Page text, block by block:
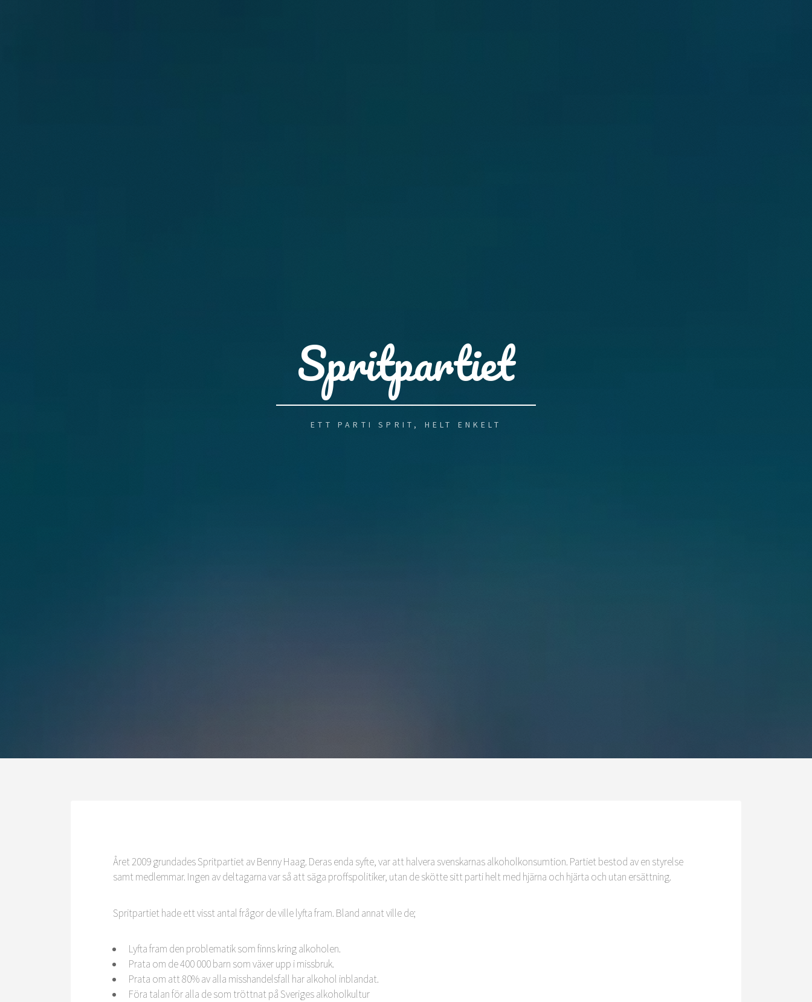
Spritpartiet
ETT PARTI SPRIT, HELT ENKELT
Året 2009 grundades Spritpartiet av Benny Haag. Deras enda syfte, var att halvera svenskarnas alkoholkonsumtion. Partiet bestod av en styrelse
samt medlemmar. Ingen av deltagarna var så att säga proffspolitiker, utan de skötte sitt parti helt med hjärna och hjärta och utan ersättning.
Spritpartiet hade ett visst antal frågor de ville lyfta fram. Bland annat ville de;
Lyfta fram den problematik som finns kring alkoholen.
Prata om de 400 000 barn som växer upp i missbruk.
Prata om att 80% av alla misshandelsfall har alkohol inblandat.
Föra talan för alla de som tröttnat på Sveriges alkoholkultur